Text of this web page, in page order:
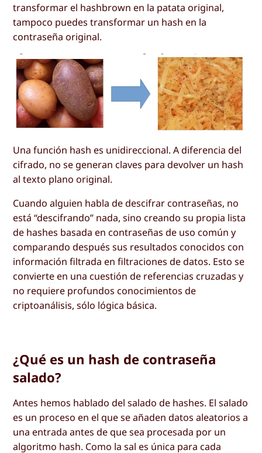
transformar el hashbrown en la patata original,
tampoco puedes transformar un hash en la
contraseña original.
Una función hash es unidireccional. A diferencia del
cifrado, no se generan claves para devolver un hash
al texto plano original.
Cuando alguien habla de descifrar contraseñas, no
está “descifrando” nada, sino creando su propia lista
de hashes basada en contraseñas de uso común y
comparando después sus resultados conocidos con
información filtrada en filtraciones de datos. Esto se
convierte en una cuestión de referencias cruzadas y
no requiere profundos conocimientos de
criptoanálisis, sólo lógica básica.
¿Qué es un hash de contraseña
salado?
Antes hemos hablado del salado de hashes. El salado
es un proceso en el que se añaden datos aleatorios a
una entrada antes de que sea procesada por un
algoritmo hash. Como la sal es única para cada